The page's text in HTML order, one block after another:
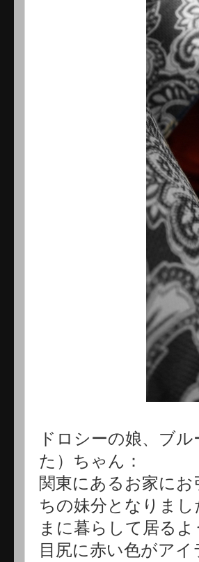
ドロシーの娘、ブ
た）ちゃん：
関東にあるお家に
ちの妹分となりまし
まに暮らして居るよ
目尻に赤い色がア